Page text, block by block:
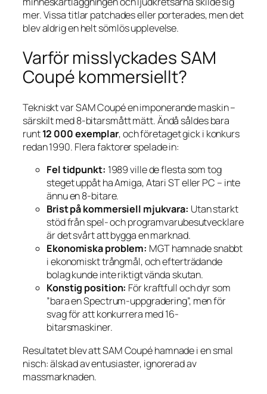
mer. Vissa titlar patchades eller porterades, men det
blev aldrig en helt sömlös upplevelse.
Varför misslyckades SAM
Coupé kommersiellt?
Tekniskt var SAM Coupé en imponerande maskin –
särskilt med 8-bitarsmått mätt. Ändå såldes bara
runt12 000 exemplar, och företaget gick i konkurs
redan 1990. Flera faktorer spelade in:
Fel tidpunkt: 1989 ville de flesta som tog
steget uppåt ha Amiga, Atari ST eller PC – inte
ännu en 8-bitare.
Brist på kommersiell mjukvara: Utan starkt
stöd från spel- och programvarube­sutvecklare
är det svårt att bygga en marknad.
Ekonomiska problem: MGT hamnade snabbt
i ekonomiskt trångmål, och efterträdande
bolag kunde inte riktigt vända skutan.
Konstig position: För kraftfull och dyr som
”bara en Spectrum-uppgradering”, men för
svag för att konkurrera med 16-
bitarsmaskiner.
Resultatet blev att SAM Coupé hamnade i en smal
nisch: älskad av entusiaster, ignorerad av
massmarknaden.